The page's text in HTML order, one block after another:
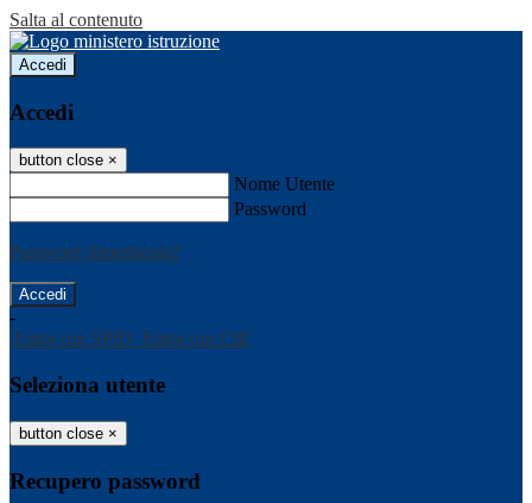
Salta al contenuto
Accedi
Accedi
button close ×
Nome Utente
Password
Password dimenticata?
-
Entra con SPID Entra con CIE
Seleziona utente
button close ×
Recupero password